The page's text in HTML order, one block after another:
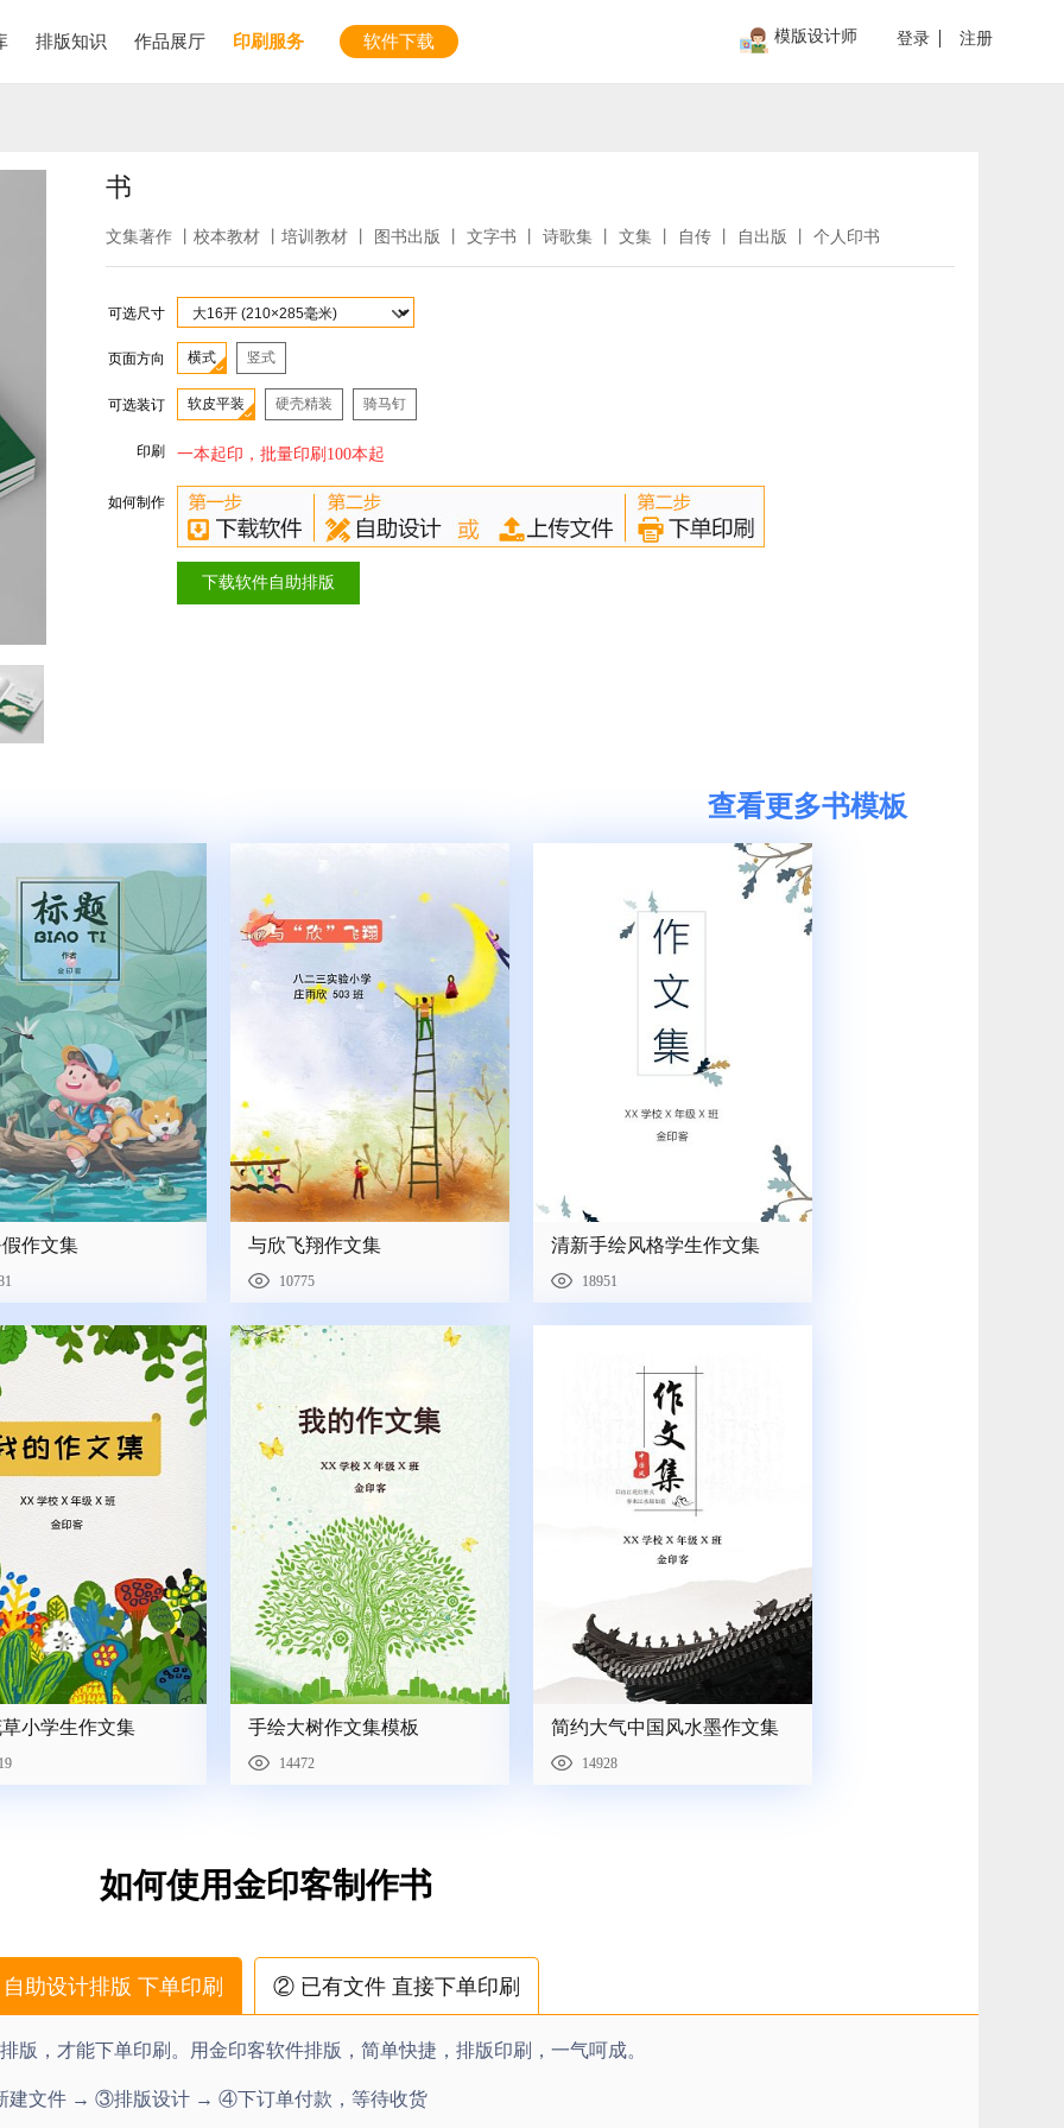
排版知识 作品展厅 印刷服务 软件下载 模版设计师 登录 注册
书
文集著作 丨校本教材 丨培训教材 丨 图书出版 丨 文字书 丨 诗歌集 丨 文集 丨 自传 丨 自出版 丨 个人印书
可选尺寸
页面方向 横式 竖式
可选装订 软皮平装 硬壳精装 骑马钉
印刷 一本起印，批量印刷100本起
如何制作
下载软件自助排版
查看更多书模板
作文集 与欣飞翔作文集
10775
清新手绘风格学生作文集
18951
小学生作文集 手绘大树作文集模板
14472
简约大气中国风水墨作文集
14928
如何使用金印客制作书
助设计排版 下单印刷 ② 已有文件 直接下单印刷
版，才能下单印刷。用金印客软件排版，简单快捷，排版印刷，一气呵成。
文件 → ③排版设计 → ④下订单付款，等待收货